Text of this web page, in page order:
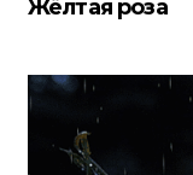
Жёлтая роза